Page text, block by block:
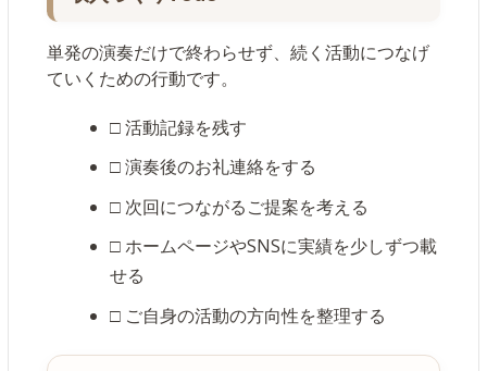
単発の演奏だけで終わらせず、続く活動につなげ
ていくための行動です。
□ 活動記録を残す
□ 演奏後のお礼連絡をする
□ 次回につながるご提案を考える
□ ホームページやSNSに実績を少しずつ載
せる
□ ご自身の活動の方向性を整理する